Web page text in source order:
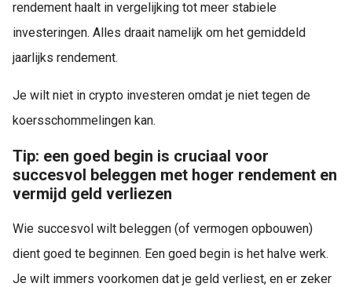
rendement haalt in vergelijking tot meer stabiele
investeringen. Alles draait namelijk om het gemiddeld
jaarlijks rendement.
Je wilt niet in crypto investeren omdat je niet tegen de
koersschommelingen kan.
Tip: een goed begin is cruciaal voor
succesvol beleggen met hoger rendement en
vermijd geld verliezen
Wie succesvol wilt beleggen (of vermogen opbouwen)
dient goed te beginnen. Een goed begin is het halve werk.
Je wilt immers voorkomen dat je geld verliest, en er zeker